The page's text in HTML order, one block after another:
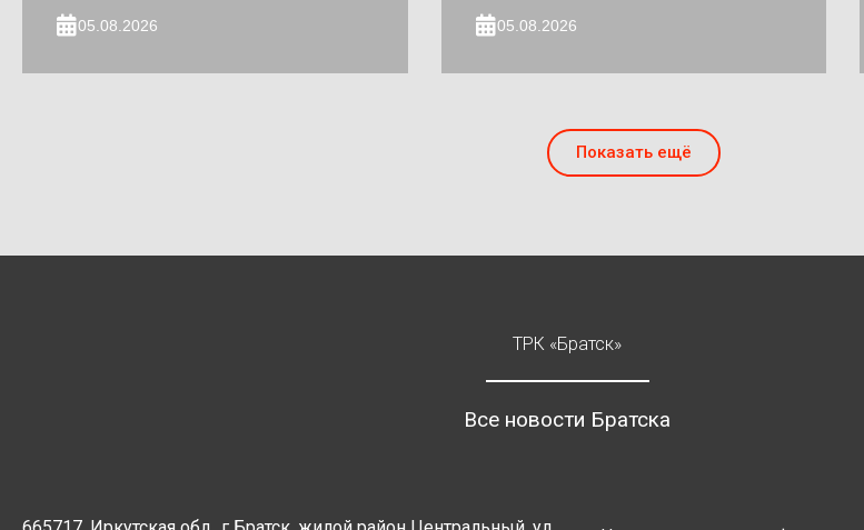
05.08.2026 05.08.2026
Показать ещё
ТРК «Братск»
Все новости Братска